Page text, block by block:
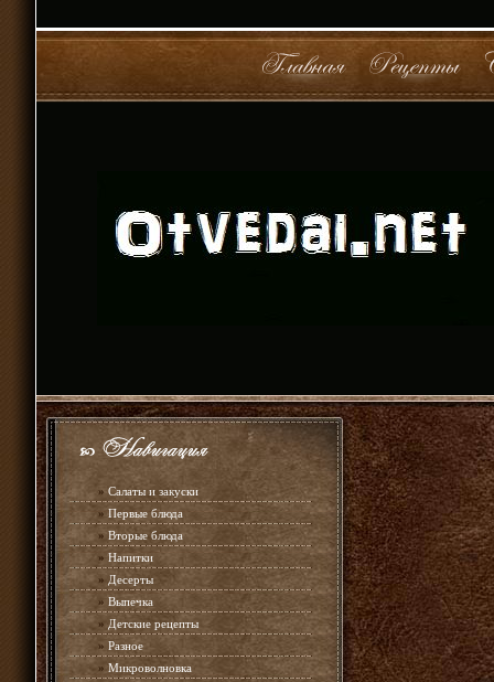
» Салаты и закуски
» Первые блюда
» Вторые блюда
» Напитки
»Десерты
» Выпечка
» Детские рецепты
» Разное
» Микроволновка